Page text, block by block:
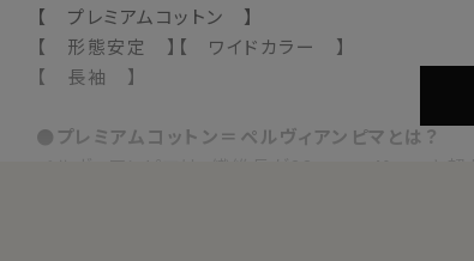
【 プレミアムコットン 】
【 形態安定 】【 ワイドカラー 】
【 長袖 】
●プレミアムコットン＝ペルヴィアンピマとは？